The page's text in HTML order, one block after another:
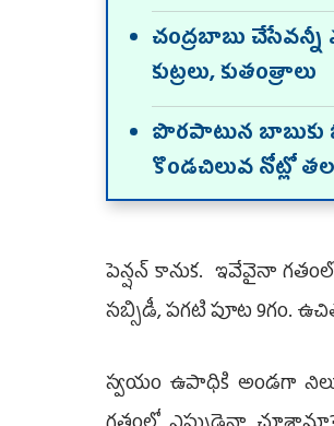
చంద్రబాబు
కుట్రలు, కుతంత్రాలు
పొర‌పాటున బాబుకు
కొండచిలువ నోట్లో తల
పెన్షన్‌ కానుక. ఇవేవైనా
సబ్సిడీ, పగటి పూట 9గం.
స్వయం ఉపాధికి అండగా